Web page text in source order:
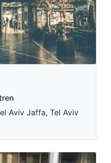
Aviv Jaffa, Tel Aviv